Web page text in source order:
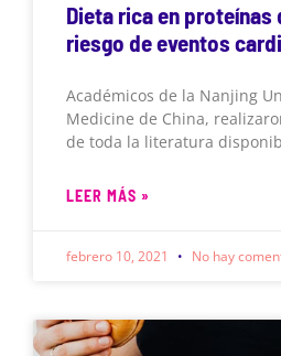
Dieta rica en proteínas
riesgo de eventos
Académicos de la Nanjing
Medicine de China,
de toda la literatura
LEER MÁS »
febrero 10, 2021 No hay